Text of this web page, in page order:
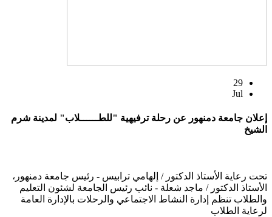
29
Jul
إعلان جامعة دمنهور عن رحلة ترفيهية "للطــــــلاب" لمدينة شرم
الشيخ
تحت رعاية الأستاذ الدكتور / إلهامي ترابيس - رئيس جامعة دمنهور،
الأستاذ الدكتور / ماجد شعلة - نائب رئيس الجامعة لشئون التعليم
والطلاب تنظم إدارة النشاط الاجتماعي والرحلات بالإدارة العامة
لرعاية الطلاب